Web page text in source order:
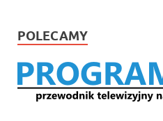
POLECAMY